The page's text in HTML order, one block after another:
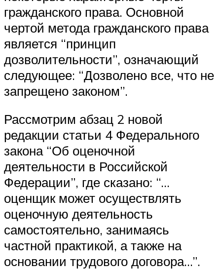
гражданского права. Основной
чертой метода гражданского права
является “принцип
дозволительности”, означающий
следующее: “Дозволено все, что не
запрещено законом”.
Рассмотрим абзац 2 новой
редакции статьи 4 Федерального
закона “Об оценочной
деятельности в Российской
Федерации”, где сказано: “…
оценщик может осуществлять
оценочную деятельность
самостоятельно, занимаясь
частной практикой, а также на
основании трудового договора…”.